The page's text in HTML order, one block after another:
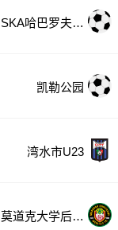
SKA哈巴罗夫斯
凯勒公园
湾水市U23
莫道克大学后备